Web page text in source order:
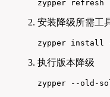
zypper refresh
安装降级所需工
zypper install --
执行版本降级
zypper --old-